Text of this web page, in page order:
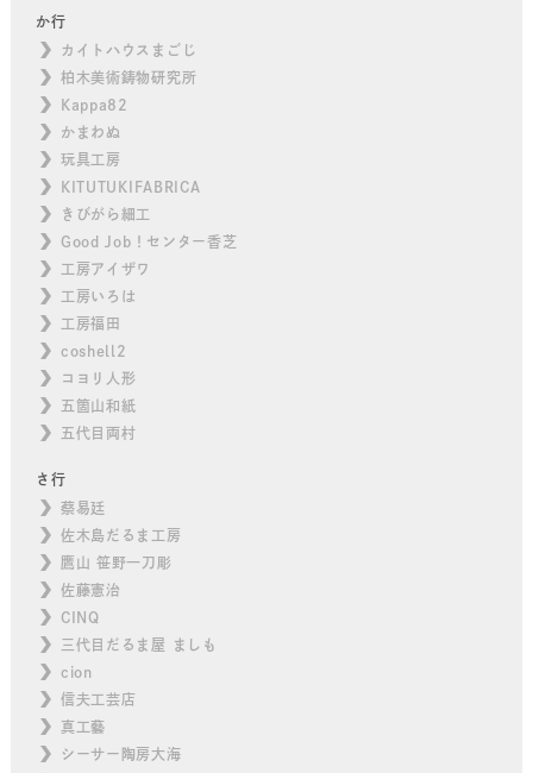
か行
カイトハウスまごじ
柏木美術鋳物研究所
Kappa82
かまわぬ
玩具工房
KITUTUKIFABRICA
きびがら細工
Good Job！センター香芝
工房アイザワ
工房いろは
工房福田
coshell2
コヨリ人形
五箇山和紙
五代目両村
さ行
蔡易廷
佐木島だるま工房
鷹山 笹野一刀彫
佐藤憲治
CINQ
三代目だるま屋 ましも
cion
信夫工芸店
真工藝
シーサー陶房大海